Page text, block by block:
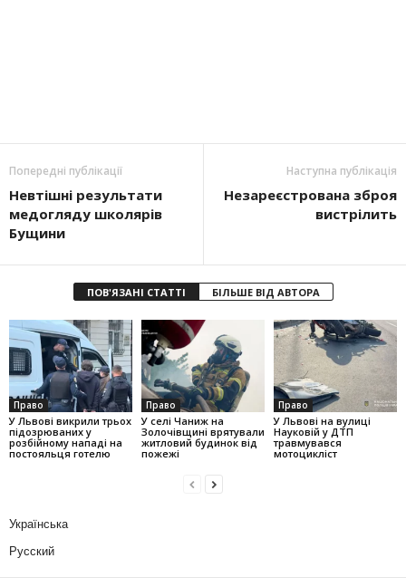
Попередні публікації
Невтішні результати
медогляду школярів
Бущини
Наступна публікація
Незареєстрована зброя
вистрілить
ПОВ'ЯЗАНІ СТАТТІ БІЛЬШЕ ВІД АВТОРА
Право
У Львові викрили трьох
підозрюваних у
розбійному нападі на
постояльця готелю
Право
У селі Чаниж на
Золочівщині врятували
житловий будинок від
пожежі
Право
У Львові на вулиці
Науковій у ДТП
травмувався
мотоцикліст
Українська
Русский